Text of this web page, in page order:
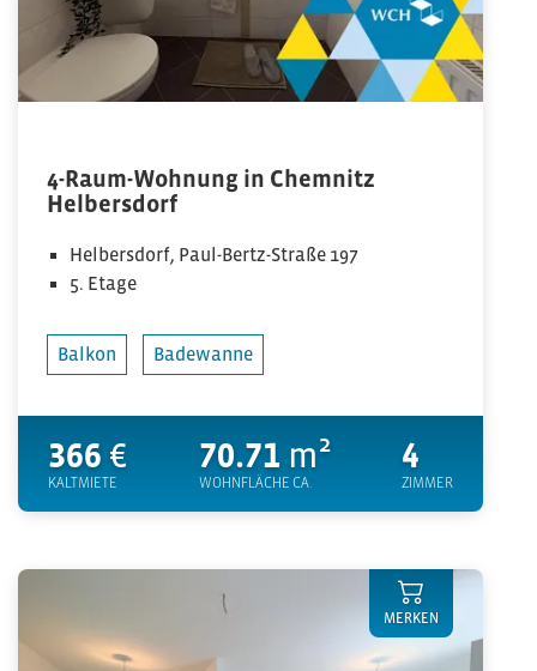
4-Raum-Wohnung in Chemnitz
Helbersdorf
Helbersdorf, Paul-Bertz-Straße 197
5. Etage
Balkon Badewanne
366 €
KALTMIETE
70.71 m²
WOHNFLÄCHE CA.
4
ZIMMER
MERKEN